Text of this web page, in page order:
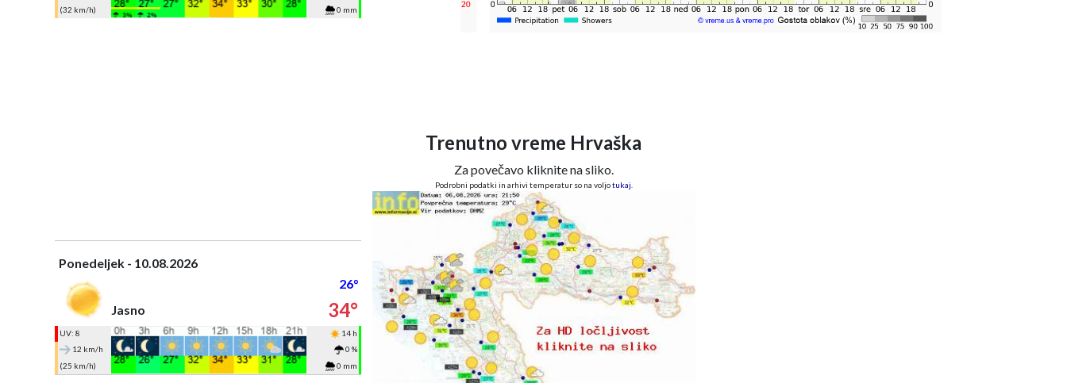
(32 km/h)
0 mm
Ponedeljek - 10.08.2026
26°
Jasno
34°
UV: 8
14 h
12 km/h
0 %
(25 km/h)
0 mm
Trenutno vreme Hrvaška
Za povečavo kliknite na sliko.
Podrobni podatki in arhivi temperatur so na voljotukaj